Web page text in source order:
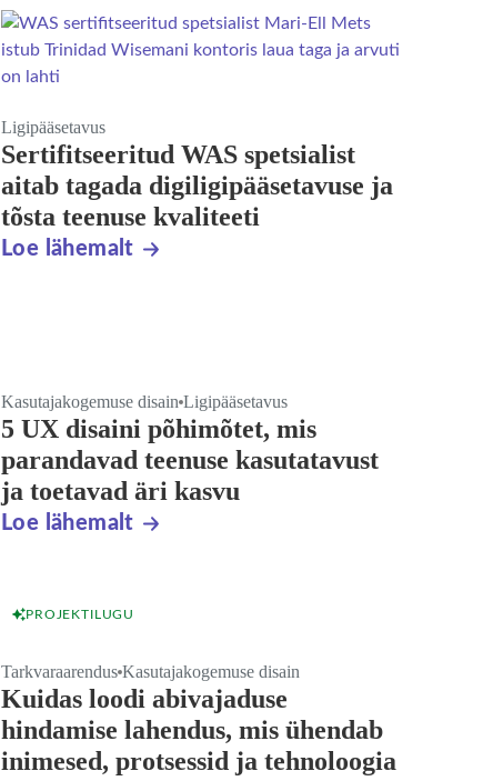
Ligipääsetavus
Sertifitseeritud WAS spetsialist
aitab tagada digiligipääsetavuse ja
tõsta teenuse kvaliteeti
Loe lähemalt
Kasutajakogemuse disain Ligipääsetavus
5 UX disaini põhimõtet, mis
parandavad teenuse kasutatavust
ja toetavad äri kasvu
Loe lähemalt
PROJEKTILUGU
Tarkvaraarendus Kasutajakogemuse disain
Kuidas loodi abivajaduse
hindamise lahendus, mis ühendab
inimesed, protsessid ja tehnoloogia